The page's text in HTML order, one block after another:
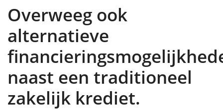
Overweeg ook
alternatieve
naast een traditioneel
zakelijk krediet.